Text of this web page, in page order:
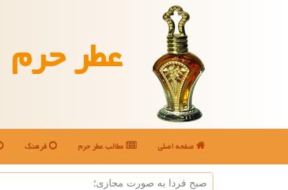
عطر حرم
صفحه اصلی مطالب عطر حرم فرهنگ
صبح فردا به صورت مجازی؛